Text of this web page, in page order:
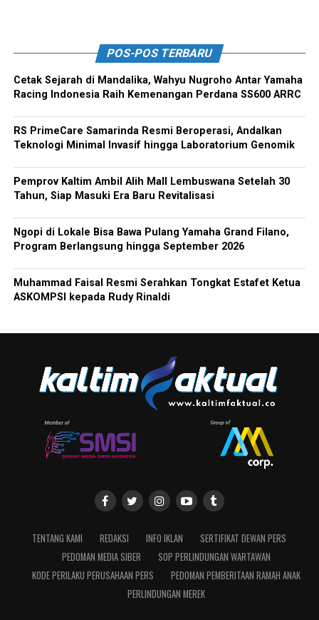
POS-POS TERBARU
Cetak Sejarah di Mandalika, Wahyu Nugroho Antar Yamaha
Racing Indonesia Raih Kemenangan Perdana SS600 ARRC
RS PrimeCare Samarinda Resmi Beroperasi, Andalkan
Teknologi Minimal Invasif hingga Laboratorium Genomik
Pemprov Kaltim Ambil Alih Mall Lembuswana Setelah 30
Tahun, Siap Masuki Era Baru Revitalisasi
Ngopi di Lokale Bisa Bawa Pulang Yamaha Grand Filano,
Program Berlangsung hingga September 2026
Muhammad Faisal Resmi Serahkan Tongkat Estafet Ketua
ASKOMPSI kepada Rudy Rinaldi
TENTANG KAMI REDAKSI INFO IKLAN
SERTIFIKAT DEWAN PERS
PEDOMAN MEDIA SIBER
SOP PERLINDUNGAN WARTAWAN
KODE PERILAKU PERUSAHAAN PERS
PEDOMAN PEMBERITAAN RAMAH ANAK
PERLINDUNGAN MEREK